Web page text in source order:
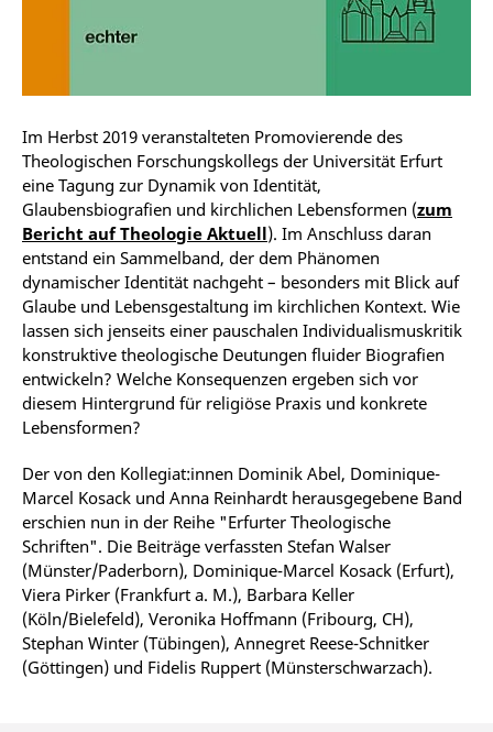
Im Herbst 2019 veranstalteten Promovierende des
Theologischen Forschungskollegs der Universität Erfurt
eine Tagung zur Dynamik von Identität,
Glaubensbiografien und kirchlichen Lebensformen (zum
Bericht auf Theologie Aktuell). Im Anschluss daran
entstand ein Sammelband, der dem Phänomen
dynamischer Identität nachgeht – besonders mit Blick auf
Glaube und Lebensgestaltung im kirchlichen Kontext. Wie
lassen sich jenseits einer pauschalen Individualismuskritik
konstruktive theologische Deutungen fluider Biografien
entwickeln? Welche Konsequenzen ergeben sich vor
diesem Hintergrund für religiöse Praxis und konkrete
Lebensformen?
Der von den Kollegiat:innen Dominik Abel, Dominique-
Marcel Kosack und Anna Reinhardt herausgegebene Band
erschien nun in der Reihe "Erfurter Theologische
Schriften". Die Beiträge verfassten Stefan Walser
(Münster/Paderborn), Dominique-Marcel Kosack (Erfurt),
Viera Pirker (Frankfurt a. M.), Barbara Keller
(Köln/Bielefeld), Veronika Hoffmann (Fribourg, CH),
Stephan Winter (Tübingen), Annegret Reese-Schnitker
(Göttingen) und Fidelis Ruppert (Münsterschwarzach).